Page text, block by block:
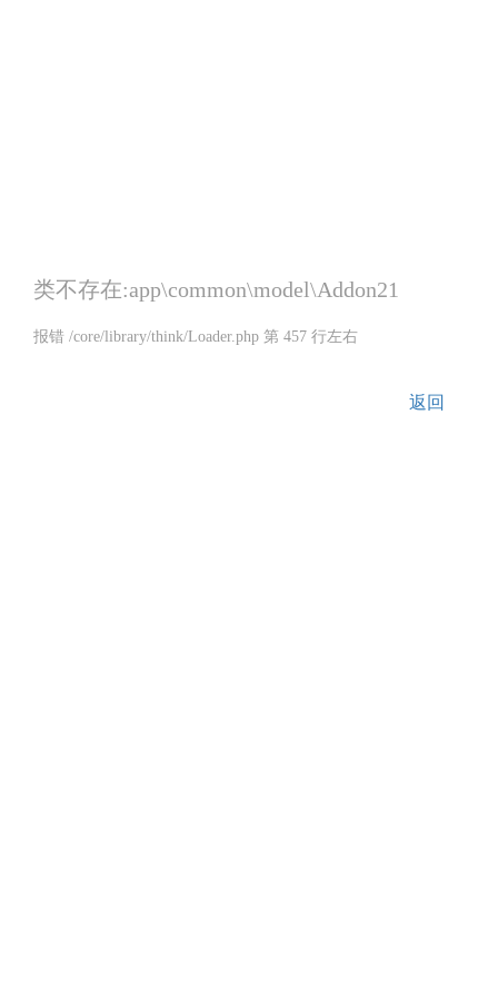
类不存在:app\common\model\Addon21
报错 /core/library/think/Loader.php 第 457 行左右
返回